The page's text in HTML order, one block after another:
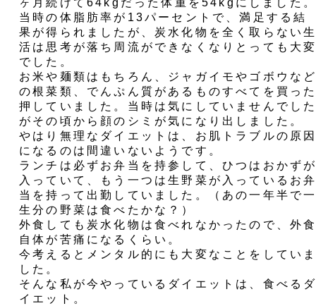
当時の体脂肪率が13パーセントで、満足する結
果が得られましたが、炭水化物を全く取らない
活は思考が落ち周流ができなくなりとっても大
でした。
お米や麺類はもちろん、ジャガイモやゴボウな
の根菜類、でんぷん質があるものすべてを買っ
押していました。当時は気にしていませんでし
がその頃から顔のシミが気になり出しました。
やはり無理なダイエットは、お肌トラブルの原
になるのは間違いないようです。
ランチは必ずお弁当を持参して、ひつはおかず
入っていて、もう一つは生野菜が入っているお
当を持って出勤していました。（あの一年半で
生分の野菜は食べたかな？）
外食しても炭水化物は食べれなかったので、外
自体が苦痛になるくらい。
今考えるとメンタル的にも大変なことをしてい
した。
そんな私が今やっているダイエットは、食べる
イエット。